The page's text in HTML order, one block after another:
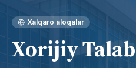
Xalqaro aloqalar
Xorijiy